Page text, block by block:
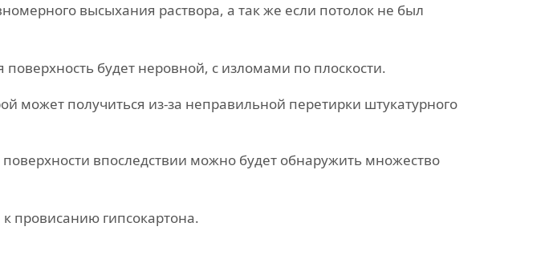
высыхания раствора, а так же если потолок не был
будет неровной, с изломами по плоскости.
может получиться из-за неправильной перетирки штукатурного
впоследствии можно будет обнаружить множество
провисанию гипсокартона.